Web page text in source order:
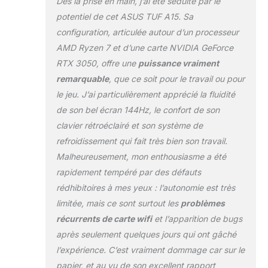
activités, que ce
soit pour le travail
ou le
divertissement. Le
ASUS TUF Gaming
HN013W est doté
d'une carte
graphique NVIDIA
GeForce RTX 3050
Go de mémoire
GDDR6. Cette carte
graphique offre des
visuels de haute
performances
graphiques
exceptionnelles,
vous permettant de
profiter de jeux
potentiel de cet ASUS TUF A15. Sa
configuration, articulée autour d’un processeur
AMD Ryzen 7 et d’une carte NVIDIA GeForce
RTX 3050, offre une puissance vraiment
remarquable, que ce soit pour le travail ou pour
le jeu. J’ai particulièrement apprécié la fluidité
de son bel écran 144Hz, le confort de son
clavier rétroéclairé et son système de
refroidissement qui fait très bien son travail.
Malheureusement, mon enthousiasme a été
rapidement tempéré par des défauts
rédhibitoires à mes yeux : l’autonomie est très
limitée, mais ce sont surtout les problèmes
récurrents de carte wifiet l’apparition de bugs
après seulement quelques jours qui ont gâché
l’expérience. C’est vraiment dommage car sur le
papier, et au vu de son excellent rapport